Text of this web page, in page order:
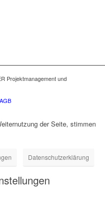
Projektmanagement und
AGB
der Seite, stimmen
Datenschutzerklärung